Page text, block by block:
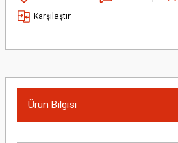
Karşılaştır
Ürün Bilgisi